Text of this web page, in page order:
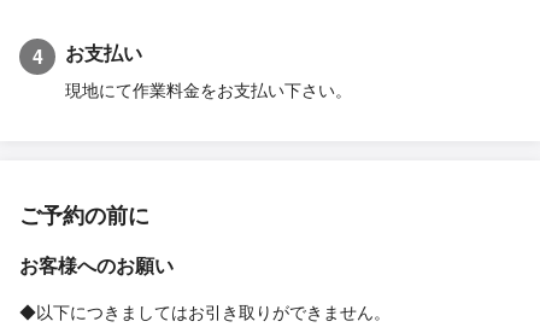
4 お支払い
現地にて作業料金をお支払い下さい。
ご予約の前に
お客様へのお願い
◆以下につきましてはお引き取りができません。